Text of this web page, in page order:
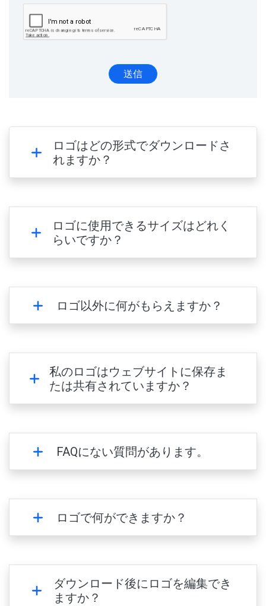
送信
ロゴはどの形式でダウンロードさ
れますか？
ロゴに使用できるサイズはどれく
らいですか？
ロゴ以外に何がもらえますか？
私のロゴはウェブサイトに保存ま
たは共有されていますか？
FAQにない質問があります。
ロゴで何ができますか？
ダウンロード後にロゴを編集でき
ますか？